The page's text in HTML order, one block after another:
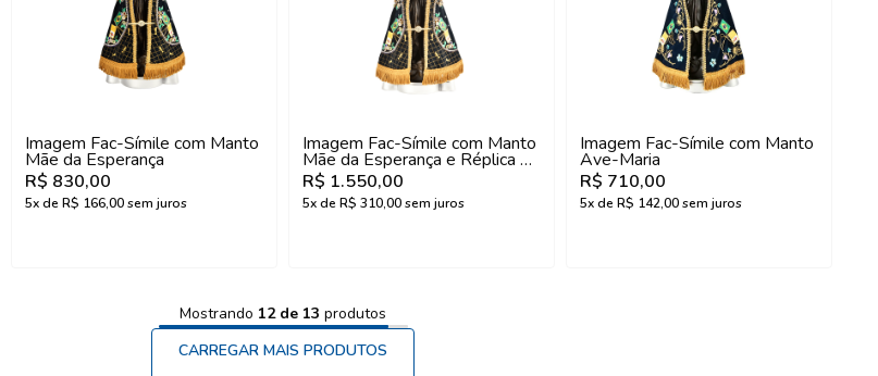
Imagem Fac-Símile com Manto
Mãe da Esperança
R$ 830,00
5x de R$ 166,00sem juros
Imagem Fac-Símile com Manto
Mãe da Esperança e Réplica da
Coroa Oficial
R$ 1.550,00
5x de R$ 310,00sem juros
Imagem Fac-Símile com Manto
Ave-Maria
R$ 710,00
5x de R$ 142,00sem juros
Mostrando 12de 13 produtos
CARREGAR MAIS PRODUTOS